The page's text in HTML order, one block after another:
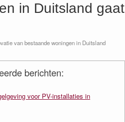
in Duitsland gaat
van bestaande woningen in Duitsland
berichten:
voor PV-installaties in